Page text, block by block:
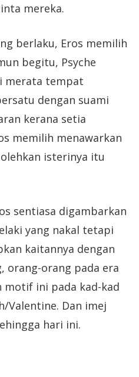
mereka.
berlaku, Eros memilih
begitu, Psyche
merata tempat
dengan suami
kerana setia
memilih menawarkan
isterinya itu
sentiasa digambarkan
yang nakal tetapi
kaitannya dengan
orang-orang pada era
motif ini pada kad-kad
Valentine. Dan imej
hari ini.